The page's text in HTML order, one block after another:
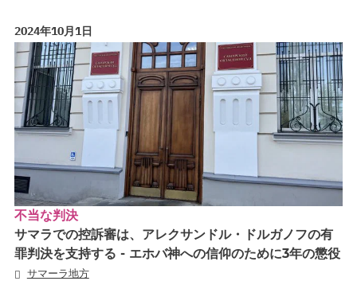
2024年10月1日
不当な判決
サマラでの控訴審は、アレクサンドル・ドルガノフの有
罪判決を支持する - エホバ神への信仰のために3年の懲役
サマーラ地方